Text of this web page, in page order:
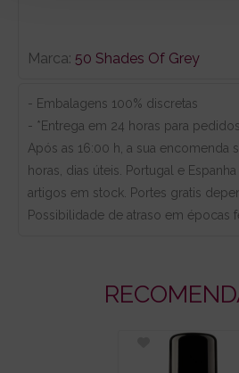
Marca: 50 Shades Of Grey
- Embalagens 100% discretas
- *Entrega em 24 horas para
Após as 16:00 h, a sua encomenda
horas, dias úteis. Portugal e
artigos em stock. Portes gratis
Possibilidade de atraso em épocas